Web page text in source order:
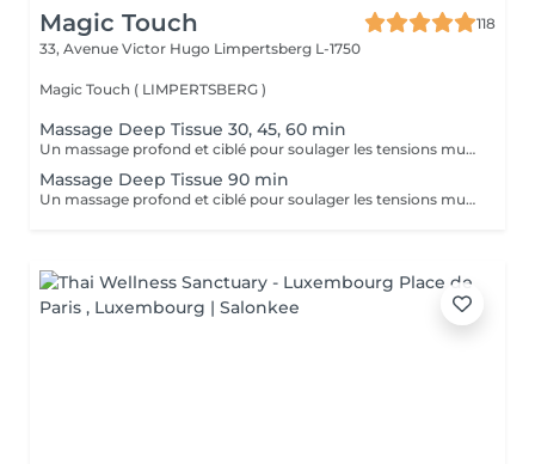
Magic Touch
118
33, Avenue Victor Hugo Limpertsberg L-1750
Magic Touch ( LIMPERTSBERG )
Massage Deep Tissue 30, 45, 60 min
Un massage profond et ciblé pour soulager les tensions musculaires chroniques, améliorer la mobilité et favoriser la récupération.
Massage Deep Tissue 90 min
Un massage profond et ciblé pour soulager les tensions musculaires chroniques, améliorer la mobilité et favoriser la récupération.